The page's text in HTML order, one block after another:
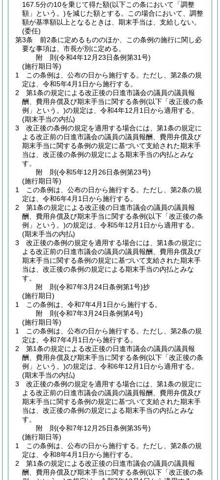
167.5分の10を乗じて得た額(以下この条において「調整
額」という。)を減じた額とする。
この場合において、調整
額が基準額以上となるときは、期末手当は、支給しない。
(委任)
第3条
前2条に定めるもののほか、この条例の施行に関し必
要な事項は、市長が別に定める。
附 則(令和4年12月23日条例第31号)
(施行期日等)
1
この条例は、公布の日から施行する。 ただし、第2条の規
定は、令和5年4月1日から施行する。
2
第1条の規定による改正後の日進市議会の議員の議員報
酬、費用弁償及び期末手当に関する条例(以下「改正後の条
例」という。)の規定は、令和4年12月1日から適用する。
(期末手当の内払)
3
改正後の条例の規定を適用する場合には、第1条の規定に
よる改正前の日進市議会の議員の議員報酬、費用弁償及び
期末手当に関する条例の規定に基づいて支給された期末手
当は、改正後の条例の規定による期末手当の内払とみな
す。
附 則(令和5年12月26日条例第23号)
(施行期日等)
1
この条例は、公布の日から施行する。 ただし、第2条の規
定は、令和6年4月1日から施行する。
2
第1条の規定による改正後の日進市議会の議員の議員報
酬、費用弁償及び期末手当に関する条例(以下「改正後の条
例」という。)の規定は、令和5年12月1日から適用する。
(期末手当の内払)
3
改正後の条例の規定を適用する場合には、第1条の規定に
よる改正前の日進市議会の議員の議員報酬、費用弁償及び
期末手当に関する条例の規定に基づいて支給された期末手
当は、改正後の条例の規定による期末手当の内払とみな
す。
附 則(令和7年3月24日条例第1号)抄
(施行期日)
1
この条例は、令和7年4月1日から施行する。
附 則(令和7年3月24日条例第4号)
(施行期日等)
1
この条例は、公布の日から施行する。 ただし、第2条の規
定は、令和7年4月1日から施行する。
2
第1条の規定による改正後の日進市議会の議員の議員報
酬、費用弁償及び期末手当に関する条例(以下「改正後の条
例」という。)の規定は、令和6年12月1日から適用する。
(期末手当の内払)
3
改正後の条例の規定を適用する場合には、第1条の規定に
よる改正前の日進市議会の議員の議員報酬、費用弁償及び
期末手当に関する条例の規定に基づいて支給された期末手
当は、改正後の条例の規定による期末手当の内払とみな
す。
附 則(令和7年12月25日条例第35号)
(施行期日等)
1
この条例は、公布の日から施行する。 ただし、第2条の規
定は、令和8年4月1日から施行する。
2
第1条の規定による改正後の日進市議会の議員の議員報
酬、費用弁償及び期末手当に関する条例(以下「改正後の条